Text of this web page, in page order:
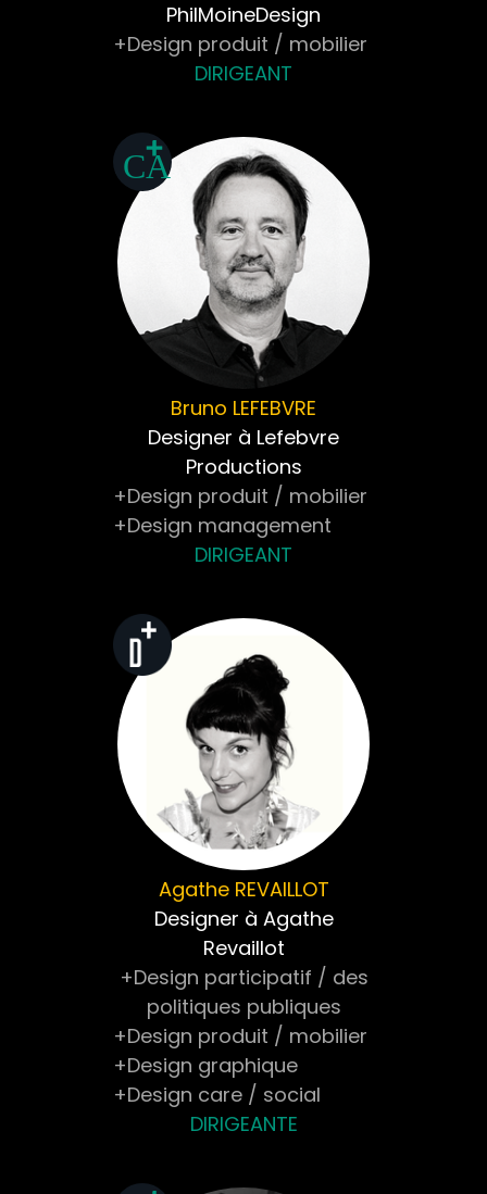
PhilMoineDesign
+Design produit / mobilier
DIRIGEANT
Bruno LEFEBVRE
Designer à Lefebvre
Productions
+Design produit / mobilier
+Design management
DIRIGEANT
Agathe REVAILLOT
Designer à Agathe
Revaillot
+Design participatif / des
politiques publiques
+Design produit / mobilier
+Design graphique
+Design care / social
DIRIGEANTE